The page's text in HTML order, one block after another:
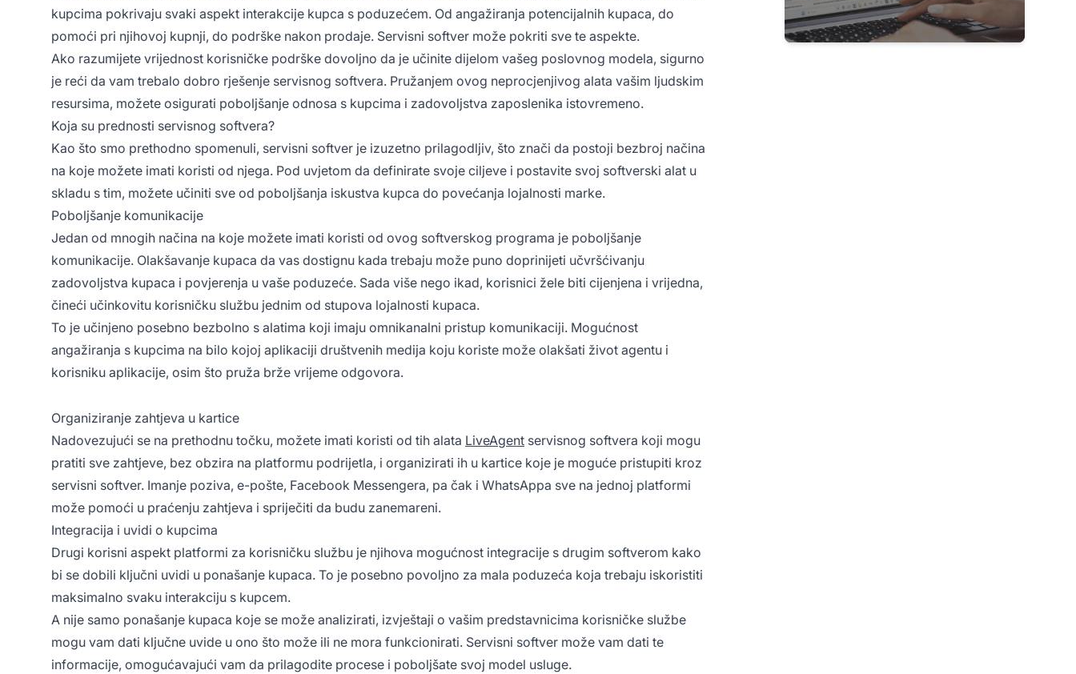
kupcima pokrivaju svaki aspekt interakcije kupca s poduzećem. Od angažiranja potencijalnih kupaca, do
pomoći pri njihovoj kupnji, do podrške nakon prodaje. Servisni softver može pokriti sve te aspekte.
Ako razumijete vrijednost korisničke podrške dovoljno da je učinite dijelom vašeg poslovnog modela, sigurno
je reći da vam trebalo dobro rješenje servisnog softvera. Pružanjem ovog neprocjenjivog alata vašim ljudskim
resursima, možete osigurati poboljšanje odnosa s kupcima i zadovoljstva zaposlenika istovremeno.
Koja su prednosti servisnog softvera?
Kao što smo prethodno spomenuli, servisni softver je izuzetno prilagodljiv, što znači da postoji bezbroj načina
na koje možete imati koristi od njega. Pod uvjetom da definirate svoje ciljeve i postavite svoj softverski alat u
skladu s tim, možete učiniti sve od poboljšanja iskustva kupca do povećanja lojalnosti marke.
Poboljšanje komunikacije
Jedan od mnogih načina na koje možete imati koristi od ovog softverskog programa je poboljšanje
komunikacije. Olakšavanje kupaca da vas dostignu kada trebaju može puno doprinijeti učvršćivanju
zadovoljstva kupaca i povjerenja u vaše poduzeće. Sada više nego ikad, korisnici žele biti cijenjena i vrijedna,
čineći učinkovitu korisničku službu jednim od stupova lojalnosti kupaca.
To je učinjeno posebno bezbolno s alatima koji imaju omnikanalni pristup komunikaciji. Mogućnost
angažiranja s kupcima na bilo kojoj aplikaciji društvenih medija koju koriste može olakšati život agentu i
korisniku aplikacije, osim što pruža brže vrijeme odgovora.
Organiziranje zahtjeva u kartice
Nadovezujući se na prethodnu točku, možete imati koristi od tih alata LiveAgent servisnog softvera koji mogu
pratiti sve zahtjeve, bez obzira na platformu podrijetla, i organizirati ih u kartice koje je moguće pristupiti kroz
servisni softver. Imanje poziva, e-pošte, Facebook Messengera, pa čak i WhatsAppa sve na jednoj platformi
može pomoći u praćenju zahtjeva i spriječiti da budu zanemareni.
Integracija i uvidi o kupcima
Drugi korisni aspekt platformi za korisničku službu je njihova mogućnost integracije s drugim softverom kako
bi se dobili ključni uvidi u ponašanje kupaca. To je posebno povoljno za mala poduzeća koja trebaju iskoristiti
maksimalno svaku interakciju s kupcem.
A nije samo ponašanje kupaca koje se može analizirati, izvještaji o vašim predstavnicima korisničke službe
mogu vam dati ključne uvide u ono što može ili ne mora funkcionirati. Servisni softver može vam dati te
informacije, omogućavajući vam da prilagodite procese i poboljšate svoj model usluge.